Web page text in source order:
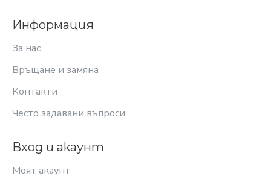
Информация
За нас
Връщане и замяна
Контакти
Често задавани въпроси
Вход и акаунт
Моят акаунт